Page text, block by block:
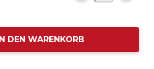
IN DEN WARENKORB